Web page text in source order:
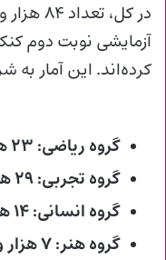
کرده‌اند. این آمار
گروه ریاضی: ۲۳ هزار و ۶۶۹ نفر
گروه تجربی: ۲۹ هزار و ۵۹۴ نفر
گروه انسانی: ۱۴ هزار و ۴۴۳ نفر
گروه هنر: ۷ هزار و ۲۲۸ نفر